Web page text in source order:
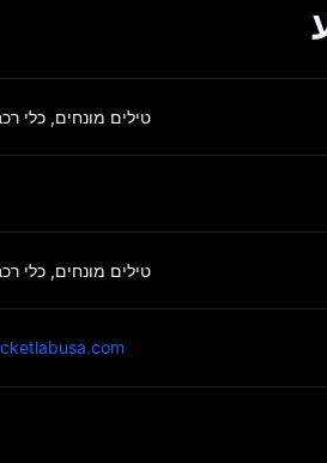
טילים מונחים, כלי
טילים מונחים, כלי